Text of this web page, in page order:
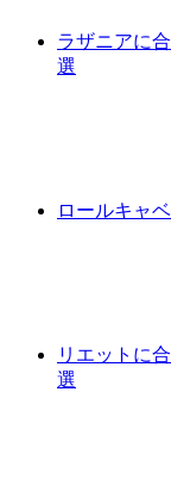
ラザニアに
選
ロールキャ
リエットに
選